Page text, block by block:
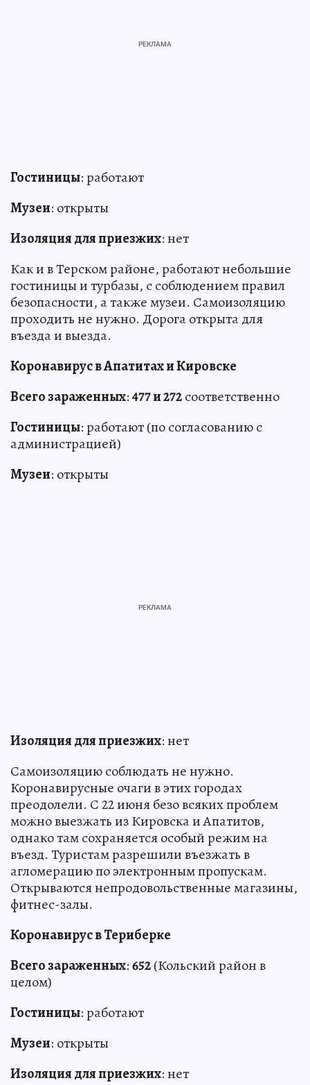
Гостиницы: работают
Музеи: открыты
Изоляция для приезжих: нет
Как и в Терском районе, работают небольшие
гостиницы и турбазы, с соблюдением правил
безопасности, а также музеи. Самоизоляцию
проходить не нужно. Дорога открыта для
въезда и выезда.
Коронавирус в Апатитах и Кировске
Всего зараженных:477 и 272соответственно
Гостиницы: работают (по согласованию с
администрацией)
Музеи: открыты
Изоляция для приезжих: нет
Самоизоляцию соблюдать не нужно.
Коронавирусные очаги в этих городах
преодолели. С 22 июня безо всяких проблем
можно выезжать из Кировска и Апатитов,
однако там сохраняется особый режим на
въезд. Туристам разрешили въезжать в
агломерацию по электронным пропускам.
Открываются непродовольственные магазины,
фитнес-залы.
Коронавирус в Териберке
Всего зараженных:652(Кольский район в
целом)
Гостиницы: работают
Музеи: открыты
Изоляция для приезжих: нет